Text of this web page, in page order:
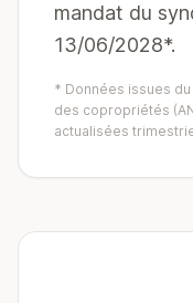
mandat du
13/06/2028*.
* Données issues
des copropriétés
actualisées